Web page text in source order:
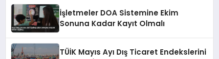
İşletmeler DOA Sistemine Ekim
Sonuna Kadar Kayıt Olmalı
TÜİK Mayıs Ayı Dış Ticaret Endekslerini